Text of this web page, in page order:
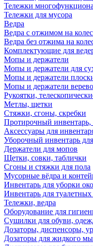
Тележки
Тележки для мусора
Ведра
Ведра с отжимом на
Ведра без отжима на
Комплектующие для
Мопы и держатели
Мопы и держатели для
Мопы и держатели
Мопы и держатели
Рукоятки,
Метлы, щетки
Стяжки, сгоны, скребки
Протирочный
Аксессуары для
Уборочный инвентарь
Держатели для мопов
Щетки, совки, таблички
Сгоны и стяжки для пола
Мусорные вёдра и
Инвентарь для уборки
Инвентарь для
Тележки, ведра
Оборудование для
Сушилки для обуви,
Дозаторы, диспенсоры,
Дозаторы для жидкого